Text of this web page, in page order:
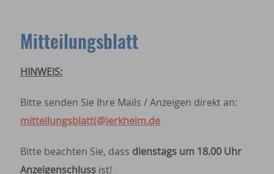
Mitteilungsblatt
HINWEIS:
Bitte senden Sie Ihre Mails / Anzeigen direkt an:
mitteilungsblatt(@)erkheim.de
Bitte beachten Sie, dass dienstags um 18.00 Uhr
Anzeigenschluss ist!